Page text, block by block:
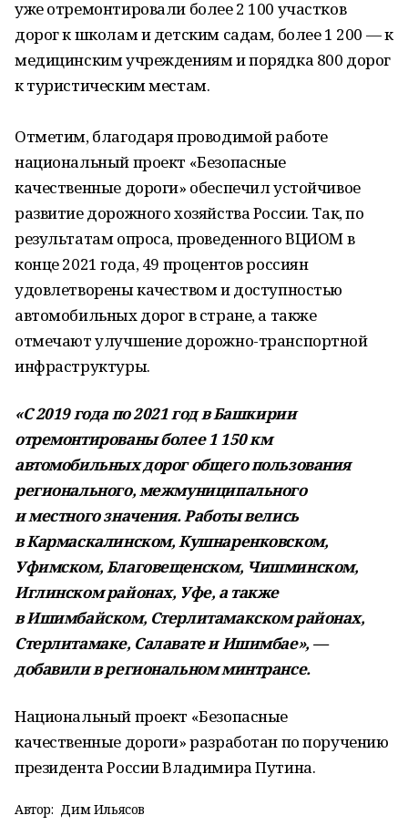
уже отремонтировали более 2 100 участков
дорог к школам и детским садам, более 1 200 — к
медицинским учреждениям и порядка 800 дорог
к туристическим местам.
Отметим, благодаря проводимой работе
национальный проект «Безопасные
качественные дороги» обеспечил устойчивое
развитие дорожного хозяйства России. Так, по
результатам опроса, проведенного ВЦИОМ в
конце 2021 года, 49 процентов россиян
удовлетворены качеством и доступностью
автомобильных дорог в стране, а также
отмечают улучшение дорожно-транспортной
инфраструктуры.
«С 2019 года по 2021 год в Башкирии
отремонтированы более 1 150 км
автомобильных дорог общего пользования
регионального, межмуниципального
и местного значения. Работы велись
в Кармаскалинском, Кушнаренковском,
Уфимском, Благовещенском, Чишминском,
Иглинском районах, Уфе, а также
в Ишимбайском, Стерлитамакском районах,
Стерлитамаке, Салавате и Ишимбае», —
добавили в региональном минтрансе.
Национальный проект «Безопасные
качественные дороги» разработан по поручению
президента России Владимира Путина.
Автор: Дим Ильясов